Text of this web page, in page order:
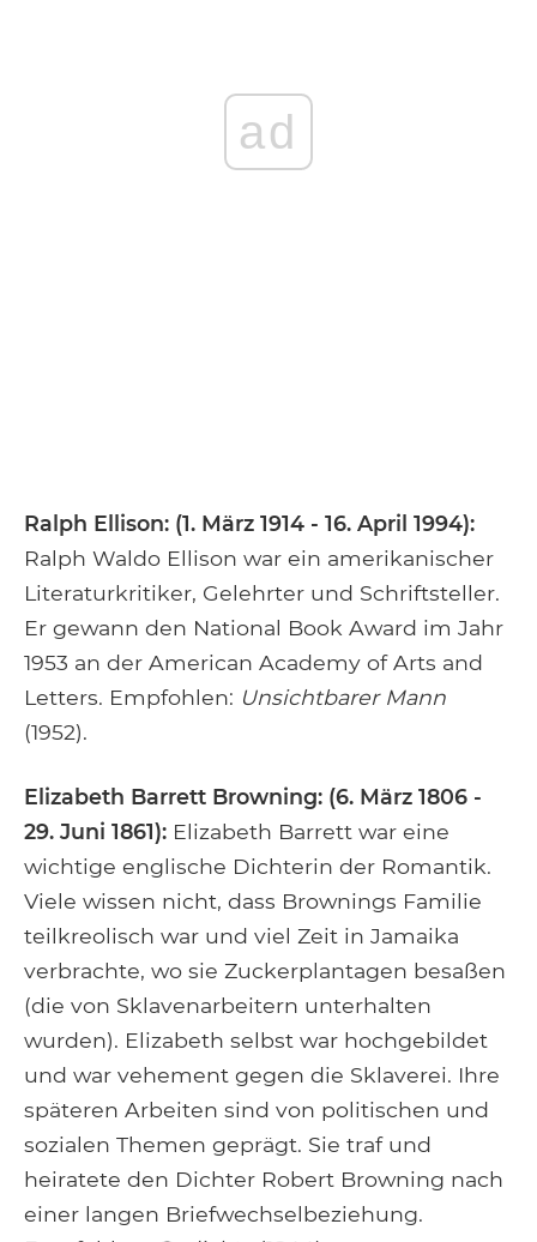
ad
Ralph Ellison: (1. März 1914 - 16. April 1994):
Ralph Waldo Ellison war ein amerikanischer
Literaturkritiker, Gelehrter und Schriftsteller.
Er gewann den National Book Award im Jahr
1953 an der American Academy of Arts and
Letters. Empfohlen: Unsichtbarer Mann
(1952).
Elizabeth Barrett Browning: (6. März 1806 -
29. Juni 1861): Elizabeth Barrett war eine
wichtige englische Dichterin der Romantik.
Viele wissen nicht, dass Brownings Familie
teilkreolisch war und viel Zeit in Jamaika
verbrachte, wo sie Zuckerplantagen besaßen
(die von Sklavenarbeitern unterhalten
wurden). Elizabeth selbst war hochgebildet
und war vehement gegen die Sklaverei. Ihre
späteren Arbeiten sind von politischen und
sozialen Themen geprägt. Sie traf und
heiratete den Dichter Robert Browning nach
einer langen Briefwechselbeziehung.